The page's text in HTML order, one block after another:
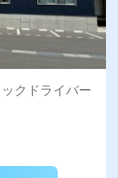
クドライバー